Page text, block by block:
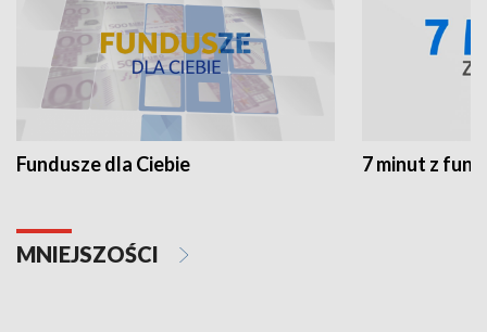
Fundusze dla Ciebie 7 minut z
MNIEJSZOŚCI